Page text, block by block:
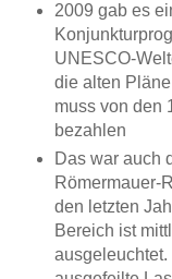
2009 gab es
UNESCO-
die alten
muss von den
bezahlen
Das war auch
Römermauer-
den letzten
Bereich ist